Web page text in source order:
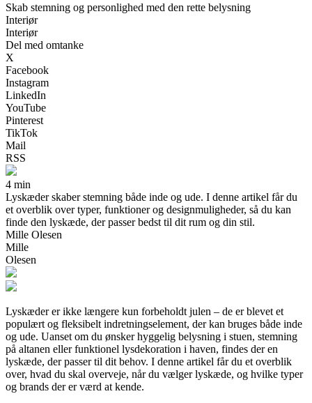
Skab stemning og personlighed med den rette belysning
Interiør
Interiør
Del med omtanke
X
Facebook
Instagram
LinkedIn
YouTube
Pinterest
TikTok
Mail
RSS
4 min
Lyskæder skaber stemning både inde og ude. I denne artikel får du
et overblik over typer, funktioner og designmuligheder, så du kan
finde den lyskæde, der passer bedst til dit rum og din stil.
Mille Olesen
Mille
Olesen
Lyskæder er ikke længere kun forbeholdt julen – de er blevet et
populært og fleksibelt indretningselement, der kan bruges både inde
og ude. Uanset om du ønsker hyggelig belysning i stuen, stemning
på altanen eller funktionel lysdekoration i haven, findes der en
lyskæde, der passer til dit behov. I denne artikel får du et overblik
over, hvad du skal overveje, når du vælger lyskæde, og hvilke typer
og brands der er værd at kende.